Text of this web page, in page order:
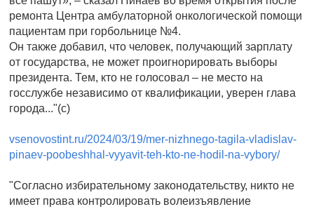
ремонта Центра амбулаторной онкологической помощи
пациентам при горбольнице №4.
Он также добавил, что человек, получающий зарплату
от государства, не может проигнорировать выборы
президента. Тем, кто не голосовал – не место на
госслужбе независимо от квалификации, уверен глава
города..."(c)
vsenovostint.ru/2024/03/19/mer-nizhnego-tagila-vladislav-
pinaev-poobeshhal-vyyavit-teh-kto-ne-hodil-na-vybory/
"Согласно избирательному законодательству, никто не
имеет права контролировать волеизъявление